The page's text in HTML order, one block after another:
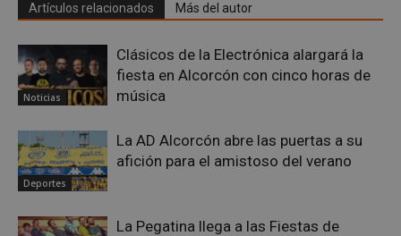
Artículos relacionados Más del autor
Noticias
Clásicos de la Electrónica alargará la
fiesta en Alcorcón con cinco horas de
música
Deportes
La AD Alcorcón abre las puertas a su
afición para el amistoso del verano
La Pegatina llega a las Fiestas de
embed.bsky.app
Google
Privacy Policy